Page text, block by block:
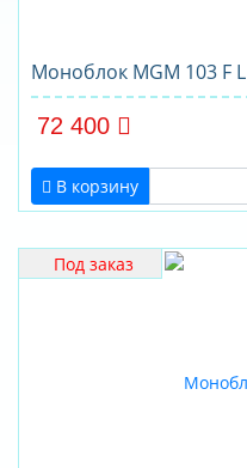
Моноблок MGM 103 F L
72 400
В корзину
Под заказ